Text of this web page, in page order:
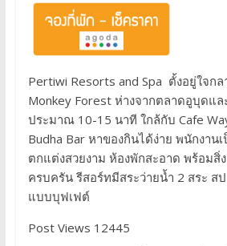
Pertiwi Resorts and Spa ตั้งอยู่ใจก
Monkey Forest ห่างจากตลาดอูบุดแล
ประมาณ 10-15 นาที ใกล้กับ Cafe
Budha Bar หาของกินได้ง่าย พนักงาน
ตกแต่งสวยงาม ห้องพักสะอาด พร้อมสิ่
ครบครัน รีสอร์ทมีสระว่ายน้ำ 2 สระ สป
แบบบุฟเฟต์
Post Views 12445